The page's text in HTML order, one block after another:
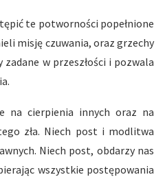
te potworności popełnione
misję czuwania, oraz grzechy
w przeszłości i pozwala
na cierpienia innych oraz na
zła. Niech post i modlitwa
Niech post, obdarzy nas
wszystkie postępowania